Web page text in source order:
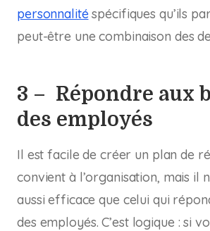
personnalitéspécifiques qu’ils
peut-être une combinaison des
3 – Répondre aux
des employés
Il est facile de créer un plan de
convient à l’organisation, mais il
aussi efficace que celui qui
des employés. C’est logique : si